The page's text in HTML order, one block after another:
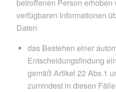
betroffenen Person erhoben
verfügbaren Informationen
Daten
das Bestehen einer
Entscheidungsfindung
gemäß Artikel 22 Abs.1
zumindest in diesen